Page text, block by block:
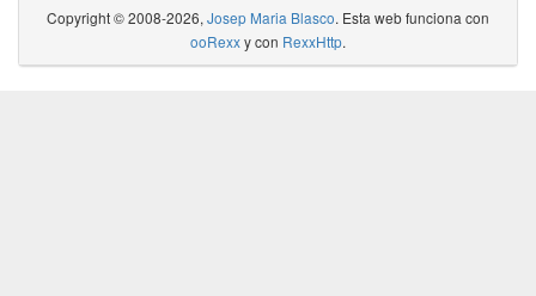
Copyright © 2008-2026, Josep Maria Blasco. Esta web funciona con
ooRexxy con RexxHttp.